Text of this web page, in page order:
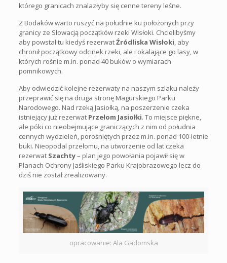
którego granicach znalazłyby się cenne tereny leśne.
Z Bodaków warto ruszyć na południe ku położonych przy
granicy ze Słowacją początków rzeki Wisłoki. Chcielibyśmy
aby powstał tu kiedyś rezerwatŹródliska Wisłoki , aby
chronił początkowy odcinek rzeki, ale i okalające go lasy, w
których rośnie m.in. ponad 40 buków o wymiarach
pomnikowych.
Aby odwiedzić kolejne rezerwaty na naszym szlaku należy
przeprawić się na druga stronę Magurskiego Parku
Narodowego. Nad rzeką Jasiołką, na poszerzenie czeka
istniejący już rezerwat Przełom Jasiołki. To miejsce piękne,
ale póki co nieobejmujące graniczących z nim od południa
cennych wydzieleń, porośniętych przez m.in. ponad 100-letnie
buki. Nieopodal przełomu, na utworzenie od lat czeka
rezerwat Szachty– plan jego powołania pojawił się w
Planach Ochrony Jaśliskiego Parku Krajobrazowego lecz do
dziś nie został zrealizowany.
opracowanie: Ala Gadomska